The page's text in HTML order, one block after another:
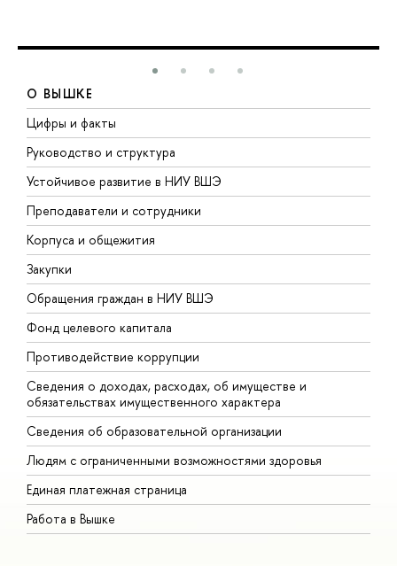
О ВЫШКЕ
Цифры и факты
Руководство и структура
Устойчивое развитие в НИУ ВШЭ
Преподаватели и сотрудники
Корпуса и общежития
Закупки
Обращения граждан в НИУ ВШЭ
Фонд целевого капитала
Противодействие коррупции
Сведения о доходах, расходах, об имуществе и
обязательствах имущественного характера
Сведения об образовательной организации
Людям с ограниченными возможностями здоровья
Единая платежная страница
Работа в Вышке